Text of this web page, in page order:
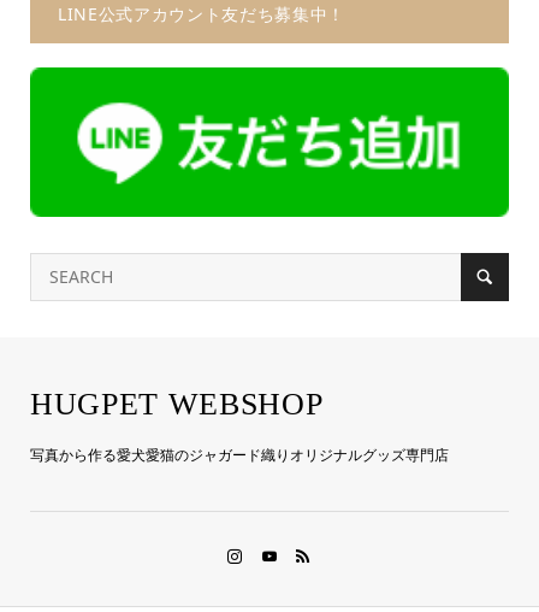
LINE公式アカウント友だち募集中！
HUGPET WEBSHOP
写真から作る愛犬愛猫のジャガード織りオリジナルグッズ専門店